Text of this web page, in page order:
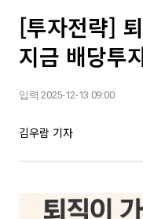
[투자전략]
지금 배당투
입력 2025-12-13 09:00
김우람 기자